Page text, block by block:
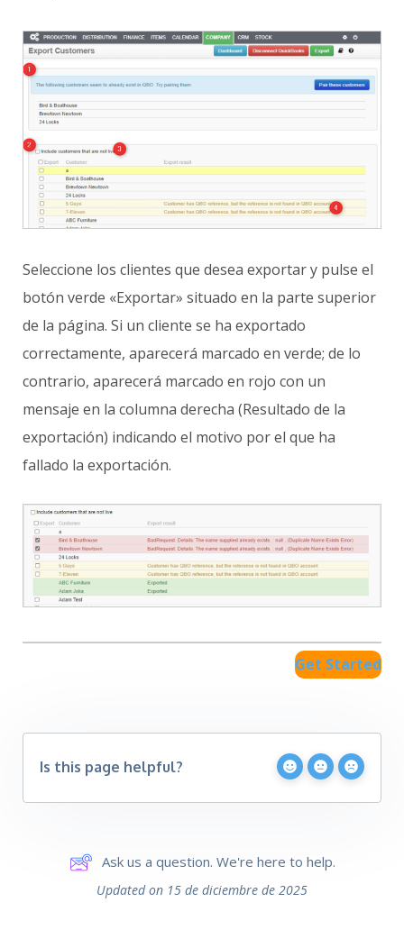
Seleccione los clientes que desea exportar y pulse el
botón verde «Exportar» situado en la parte superior
de la página. Si un cliente se ha exportado
correctamente, aparecerá marcado en verde; de lo
contrario, aparecerá marcado en rojo con un
mensaje en la columna derecha (Resultado de la
exportación) indicando el motivo por el que ha
fallado la exportación.
Get Started
Is this page helpful?
Ask us a question. We're here to help.
Updated on 15 de diciembre de 2025